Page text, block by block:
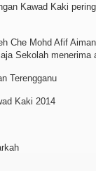
Kawad Kaki
Che Mohd Afif
Sekolah menerima
Terengganu
Kaki 2014